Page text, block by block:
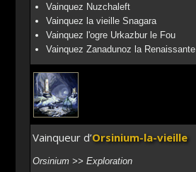
Vainquez Nuzchaleft
Vainquez la vieille Snagara
Vainquez l'ogre Urkazbur le Fou
Vainquez Zanadunoz la Renaissante
Vainqueur d’Orsinium-la-vieille
Orsinium >> Exploration